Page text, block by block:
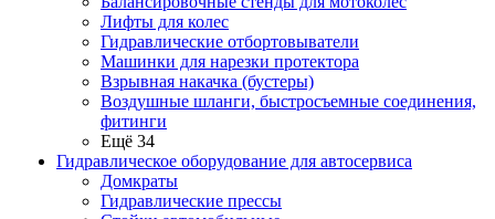
Лифты для колес
Гидравлические отбортовыватели
Машинки для нарезки протектора
Взрывная накачка (бустеры)
Воздушные шланги, быстросъемные соединения,
фитинги
Ещё 34
Гидравлическое оборудование для автосервиса
Домкраты
Гидравлические прессы